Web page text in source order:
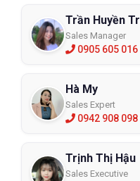
Trần Huyền
Sales Manager
0905 605 016
Hà My
Sales Expert
0942 908 098
Trịnh Thị Hậu
Sales Executive